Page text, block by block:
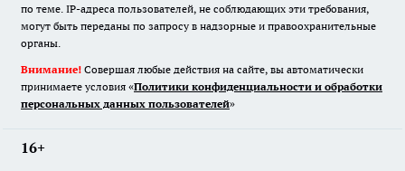
по теме. IP-адреса пользователей, не соблюдающих эти требования,
могут быть переданы по запросу в надзорные и правоохранительные
органы.
Внимание! Совершая любые действия на сайте, вы автоматически
принимаете условия «Политики конфиденциальности и обработки
персональных данных пользователей»
16+